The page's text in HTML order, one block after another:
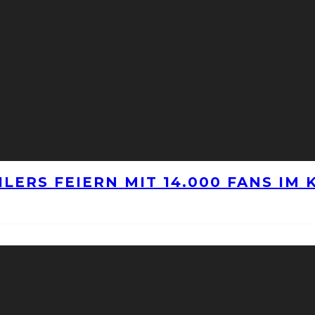
FEIERN MIT 14.000 FANS IM